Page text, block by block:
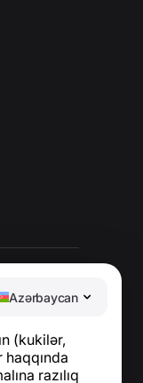
Azərbaycan
(kukilər,
razılıq